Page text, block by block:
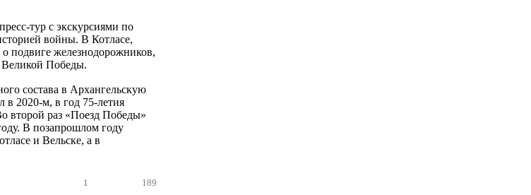
тур с экскурсиями по
войны. В Котласе,
подвиге железнодорожников,
Победы.
состава в Архангельскую
в 2020-м, в год 75-летия
второй раз «Поезд Победы»
В позапрошлом году
и Вельске, а в
1 189